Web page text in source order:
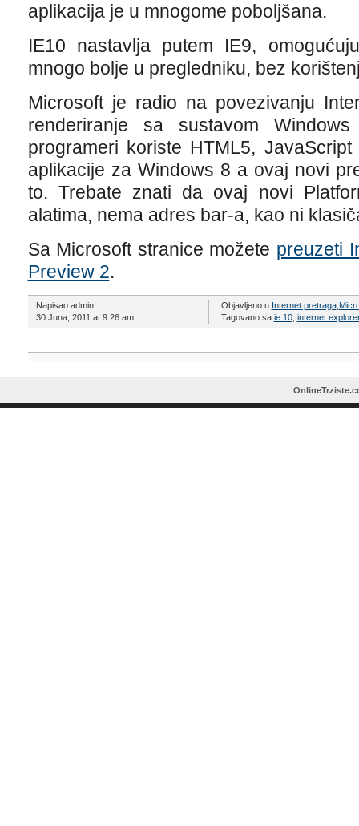
aplikacija je u mnogome poboljšana.
IE10 nastavlja putem IE9,
mnogo bolje u pregledniku, bez
Microsoft je radio na povezivanju
renderiranje sa sustavom
programeri koriste HTML5,
aplikacije za Windows 8 a ovaj novi
to. Trebate znati da ovaj novi
alatima, nema adres bar-a, kao ni
Sa Microsoft stranice možete preuzeti
Preview 2.
Napisao admin
30 Juna, 2011 at 9:26 am
Objavljeno u Internet pretraga,
Tagovano sa ie 10, internet explorer